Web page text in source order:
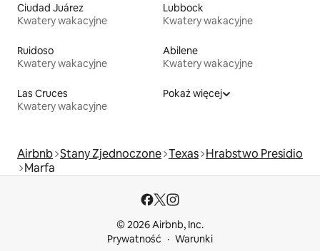
Ciudad Juárez
Kwatery wakacyjne
Lubbock
Kwatery wakacyjne
Ruidoso
Kwatery wakacyjne
Abilene
Kwatery wakacyjne
Las Cruces
Kwatery wakacyjne
Pokaż więcej
Airbnb Stany Zjednoczone Texas Hrabstwo Presidio
Marfa
© 2026 Airbnb, Inc.
Prywatność
Warunki